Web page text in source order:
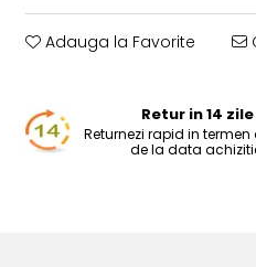
Adauga la Favorite
Retur in 14 zile
Returnezi rapid in termen
de la data